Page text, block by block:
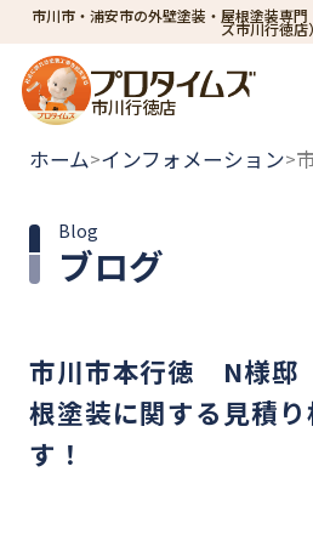
市川市・浦安市の外壁塗装・屋根塗装専
ズ市川行徳店
市川行徳店
ホーム>インフォメーション>
ブログ
Blog
市川市本行徳 N様邸
根塗装に関する見積
す！